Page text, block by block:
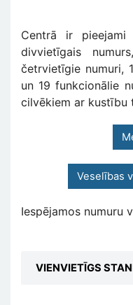
Centrā ir pieejami
divvietīgais
četrvietīgie numuri,
un 19 funkcionālie
cilvēkiem ar kustību
Veselības
Iespējamos numuru
VIENVIETĪGS